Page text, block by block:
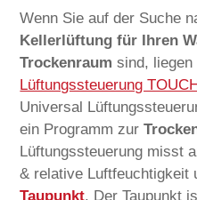
Wenn Sie auf der Suche
Kellerlüftung für Ihren
Trockenraum sind,
Lüftungssteuerung
Universal
ein Programm zur
Lüftungssteuerung misst
& relative Luftfeuchtigkeit
Taupunkt. Der Taupunkt